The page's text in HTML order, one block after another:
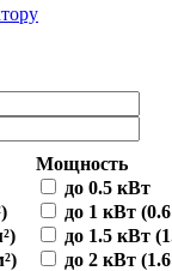
Мощность
до 0.5 кВт
до 1 кВт
до 1.5 кВт
до 2 кВт